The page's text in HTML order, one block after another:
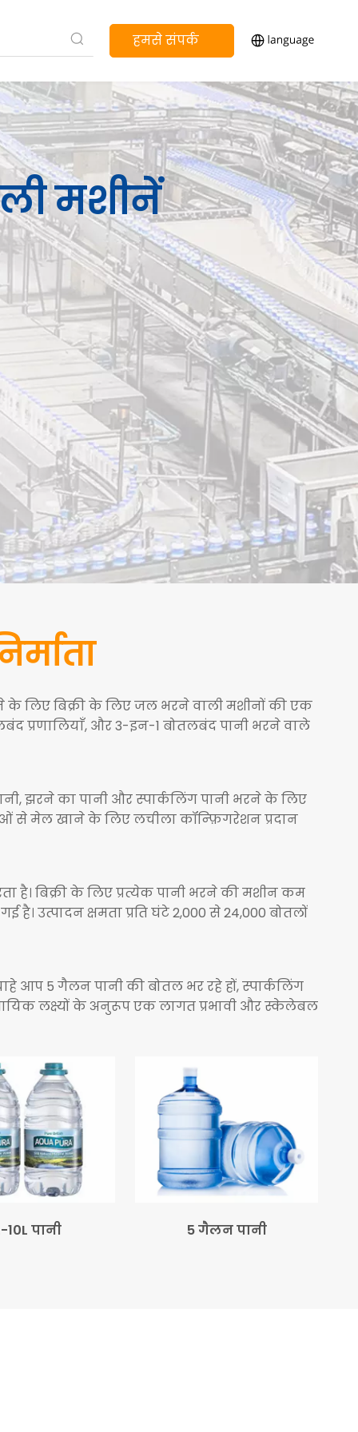
हमसे संपर्क
मशीनें
के लिए बिक्री के लिए जल भरने वाली मशीनों की एक
प्रणालियाँ, और 3-इन-1 बोतलबंद पानी भरने वाले
झरने का पानी और स्पार्कलिंग पानी भरने के लिए
से मेल खाने के लिए लचीला कॉन्फ़िगरेशन प्रदान
है। बिक्री के लिए प्रत्येक पानी भरने की मशीन कम
क्षमता प्रति घंटे 2,000 से 24,000 बोतलों
आप 5 गैलन पानी की बोतल भर रहे हों, स्पार्कलिंग
लक्ष्यों के अनुरूप एक लागत प्रभावी और स्केलेबल
10L पानी 5 गैलन पानी